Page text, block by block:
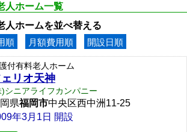
人ホーム一覧
人ホームを並べ替える
順 月額費用順 開設日順
付有料老人ホーム
ェリオ天神
シニアライフカンパニー
県福岡市中央区西中洲11-25
年3月1日 開設